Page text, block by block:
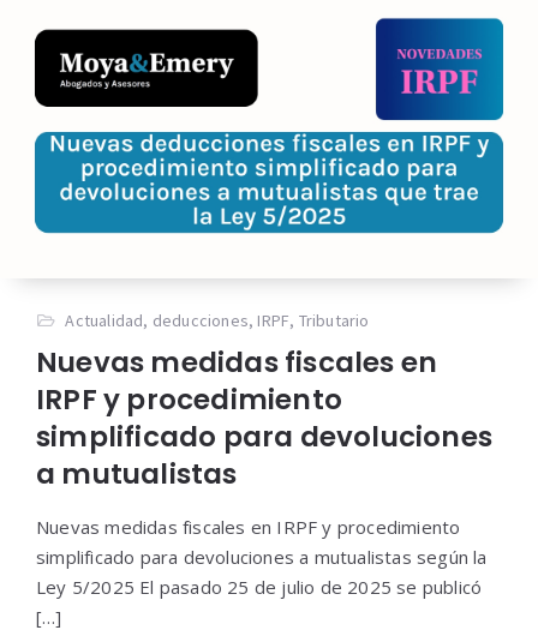
Actualidad, deducciones, IRPF, Tributario
Nuevas medidas fiscales en
IRPF y procedimiento
simplificado para devoluciones
a mutualistas
Nuevas medidas fiscales en IRPF y procedimiento
simplificado para devoluciones a mutualistas según la
Ley 5/2025 El pasado 25 de julio de 2025 se publicó
[…]